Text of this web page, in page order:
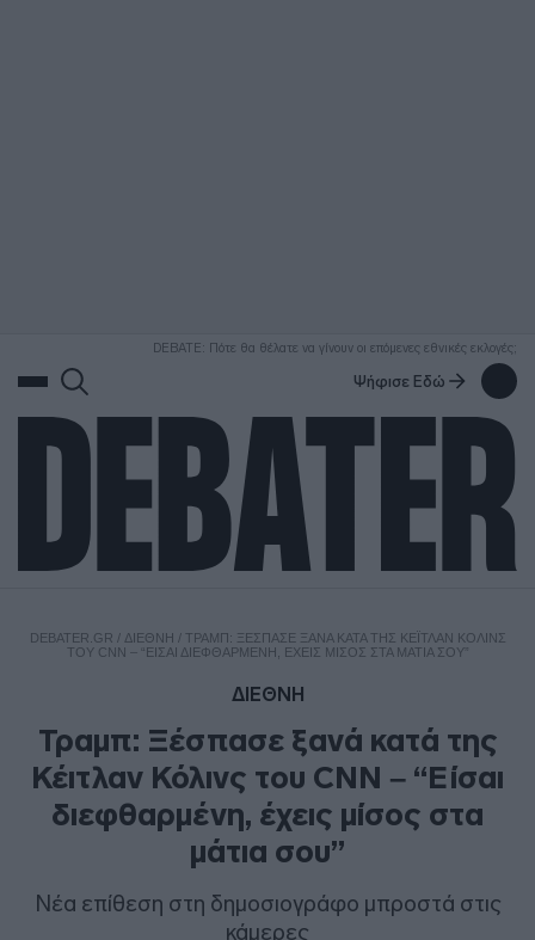
DEBATE: Πότε θα θέλατε να γίνουν οι επόμενες εθνικές εκλογές;
Ψήφισε Εδώ
DEBATER.GR / ΔΙΕΘΝΗ / ΤΡΑΜΠ: ΞΈΣΠΑΣΕ ΞΑΝΆ ΚΑΤΆ ΤΗΣ ΚΈΙΤΛΑΝ ΚΌΛΙΝΣ
ΤΟΥ CNN – “ΕΊΣΑΙ ΔΙΕΦΘΑΡΜΈΝΗ, ΈΧΕΙΣ ΜΊΣΟΣ ΣΤΑ ΜΆΤΙΑ ΣΟΥ”
ΔΙΕΘΝΗ
Τραμπ: Ξέσπασε ξανά κατά της
Κέιτλαν Κόλινς του CNN – “Είσαι
διεφθαρμένη, έχεις μίσος στα
μάτια σου”
Νέα επίθεση στη δημοσιογράφο μπροστά στις
κάμερες